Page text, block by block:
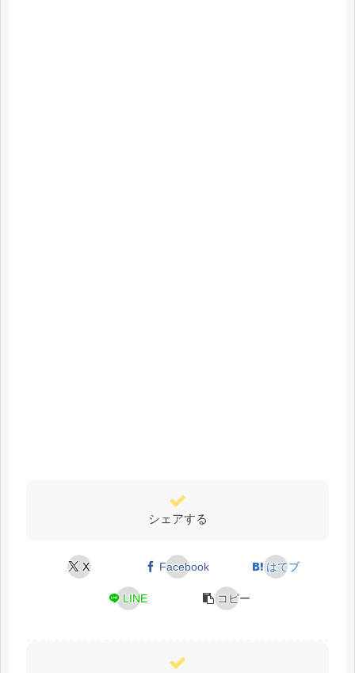
シェアする
X Facebook はてブ
LINE コピー